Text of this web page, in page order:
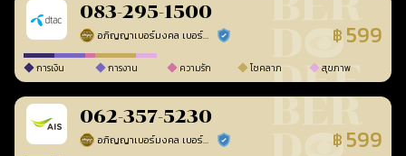
083-295-1500
อภิญญาเบอร์มงคล เบอร์สวยเลขศาสตร์ ร้านยืนยันแล้ว ฿ 599
การเงิน การงาน ความรัก โชคลาภ สุขภาพ
062-357-5230
อภิญญาเบอร์มงคล เบอร์สวยเลขศาสตร์ ร้านยืนยันแล้ว ฿ 599